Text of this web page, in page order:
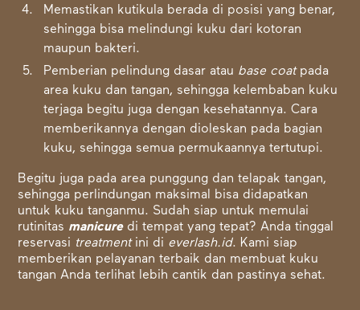
Memastikan kutikula berada di posisi yang benar,
sehingga bisa melindungi kuku dari kotoran
maupun bakteri.
Pemberian pelindung dasar atau base coatpada
area kuku dan tangan, sehingga kelembaban kuku
terjaga begitu juga dengan kesehatannya. Cara
memberikannya dengan dioleskan pada bagian
kuku, sehingga semua permukaannya tertutupi.
Begitu juga pada area punggung dan telapak tangan,
sehingga perlindungan maksimal bisa didapatkan
untuk kuku tanganmu. Sudah siap untuk memulai
rutinitas manicure di tempat yang tepat? Anda tinggal
reservasi treatmentini di everlash.id. Kami siap
memberikan pelayanan terbaik dan membuat kuku
tangan Anda terlihat lebih cantik dan pastinya sehat.